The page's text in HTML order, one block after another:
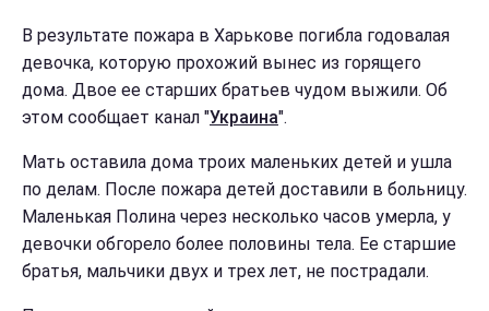
В результате пожара в Харькове погибла годовалая
девочка, которую прохожий вынес из горящего
дома. Двое ее старших братьев чудом выжили. Об
этом сообщает канал "Украина".
Мать оставила дома троих маленьких детей и ушла
по делам. После пожара детей доставили в больницу.
Маленькая Полина через несколько часов умерла, у
девочки обгорело более половины тела. Ее старшие
братья, мальчики двух и трех лет, не пострадали.